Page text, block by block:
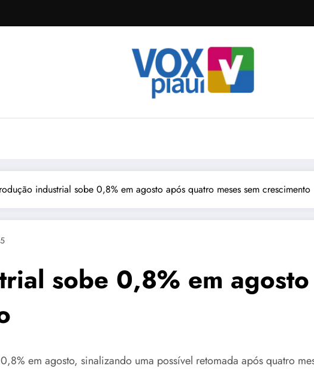
industrial sobe 0,8% em agosto após quatro meses sem crescimento
sobe 0,8% em
em agosto, sinalizando uma possível retomada após quatro